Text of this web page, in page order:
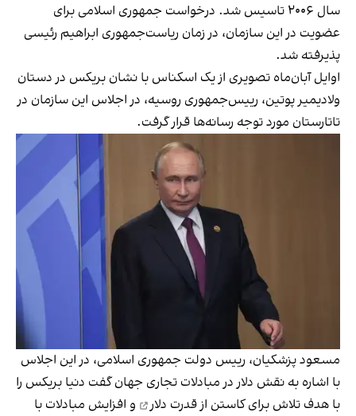
سال ۲۰۰۶ تاسیس شد. درخواست جمهوری اسلامی برای
عضویت در این سازمان، در زمان ریاست‌جمهوری ابراهیم رئیسی
پذیرفته شد.
اوایل آبان‌ماه تصویری از یک اسکناس با نشان بریکس در دستان
ولادیمیر پوتین، رییس‌جمهوری روسیه، در اجلاس این سازمان در
تاتارستان مورد توجه رسانه‌ها قرار گرفت.
مسعود پزشکیان، رییس دولت جمهوری اسلامی، در این اجلاس
با اشاره به نقش دلار در مبادلات تجاری جهان گفت دنیا بریکس را
با هدف تلاش برایکاستن از قدرت دلار
و افزایش مبادلات با